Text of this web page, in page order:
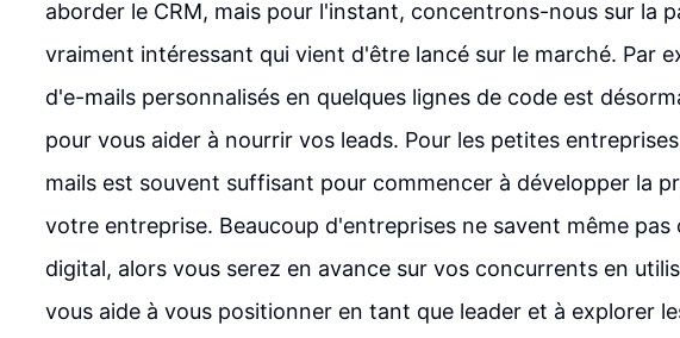
aborder le CRM, mais pour l'instant, concentrons-nous sur la
vraiment intéressant qui vient d'être lancé sur le marché. Par
d'e-mails personnalisés en quelques lignes de code est
pour vous aider à nourrir vos leads. Pour les petites
mails est souvent suffisant pour commencer à développer la
votre entreprise. Beaucoup d'entreprises ne savent même pas
digital, alors vous serez en avance sur vos concurrents en
vous aide à vous positionner en tant que leader et à explorer